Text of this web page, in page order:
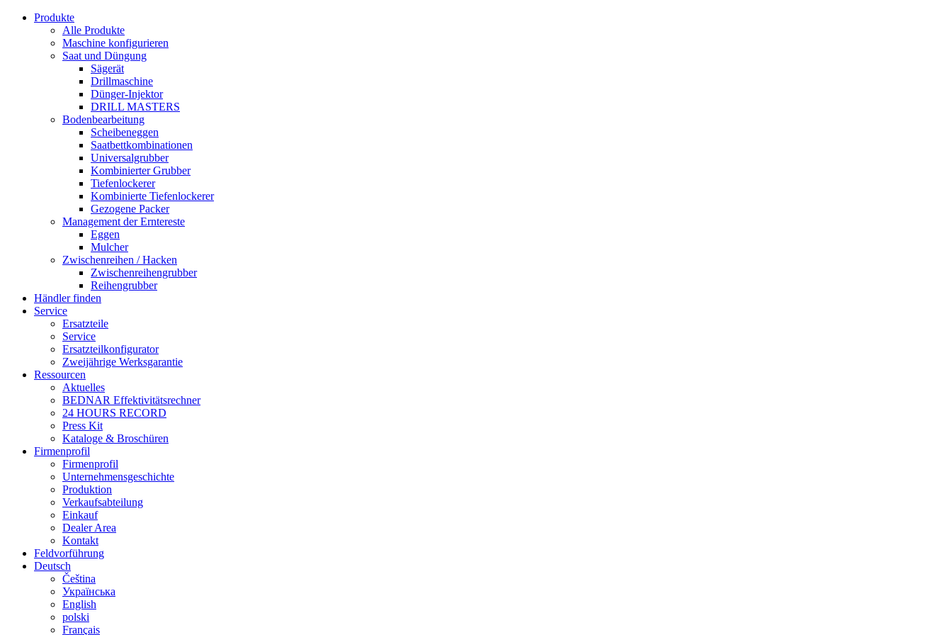
Produkte
Alle Produkte
Maschine konfigurieren
Saat und Düngung
Sägerät
Drillmaschine
Dünger-Injektor
DRILL MASTERS
Bodenbearbeitung
Scheibeneggen
Saatbettkombinationen
Universalgrubber
Kombinierter Grubber
Tiefenlockerer
Kombinierte Tiefenlockerer
Gezogene Packer
Management der Erntereste
Eggen
Mulcher
Zwischenreihen / Hacken
Zwischenreihengrubber
Reihengrubber
Händler finden
Service
Ersatzteile
Service
Ersatzteilkonfigurator
Zweijährige Werksgarantie
Ressourcen
Aktuelles
BEDNAR Effektivitätsrechner
24 HOURS RECORD
Press Kit
Kataloge & Broschüren
Firmenprofil
Firmenprofil
Unternehmensgeschichte
Produktion
Verkaufsabteilung
Einkauf
Dealer Area
Kontakt
Feldvorführung
Deutsch
Čeština
Українська
English
polski
Français